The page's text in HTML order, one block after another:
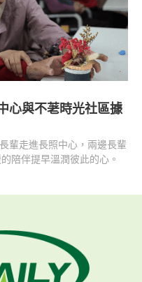
心與不荖時光社區據
輩走進長照中心，兩邊長輩
陪伴提早溫潤彼此的心。